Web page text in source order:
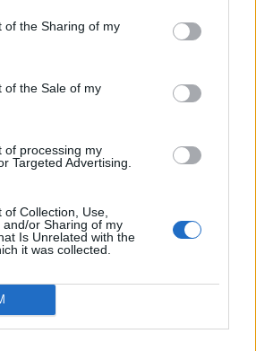
of the Sharing of my
of the Sale of my
of processing my
Targeted Advertising.
Collection, Use,
and/or Sharing of my
Is Unrelated with the
it was collected.
2025-04-23 06:52
kardinolai pranešė
konklavoje (1)